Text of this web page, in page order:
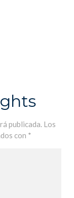
publicada. Los
con *